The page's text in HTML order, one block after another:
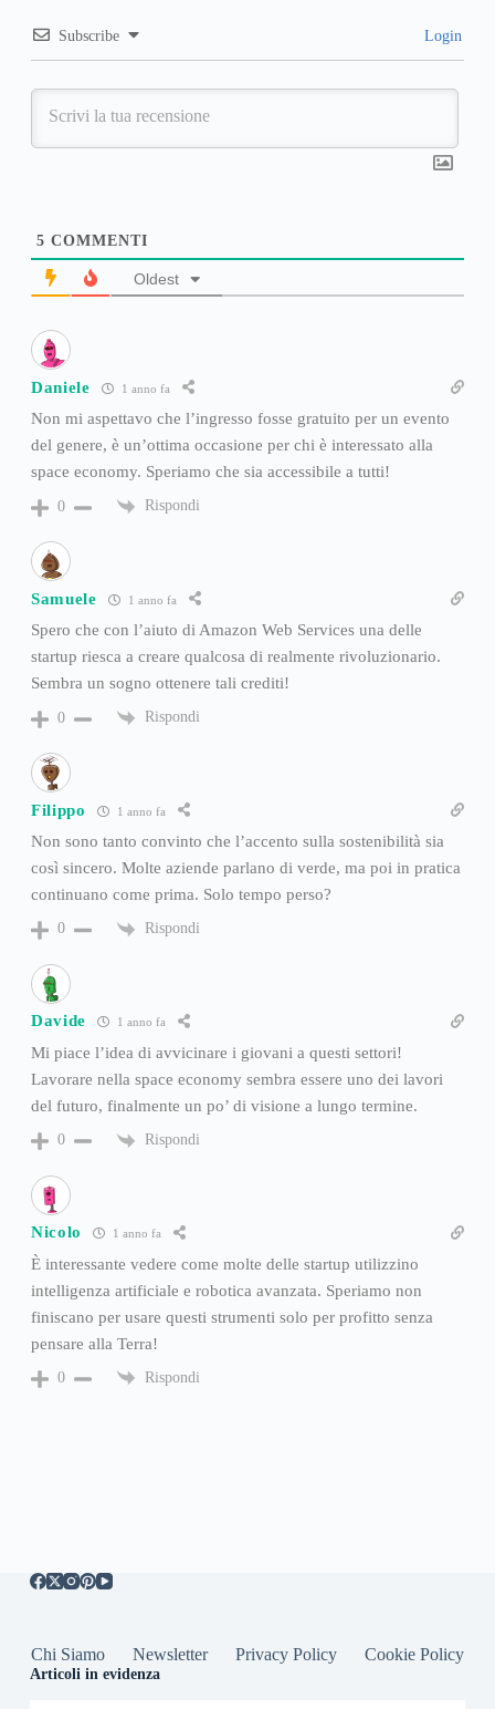
Subscribe Login
5 COMMENTI
Oldest
Daniele 1 anno fa
Non mi aspettavo che l’ingresso fosse gratuito per un evento
del genere, è un’ottima occasione per chi è interessato alla
space economy. Speriamo che sia accessibile a tutti!
0 Rispondi
Samuele 1 anno fa
Spero che con l’aiuto di Amazon Web Services una delle
startup riesca a creare qualcosa di realmente rivoluzionario.
Sembra un sogno ottenere tali crediti!
0 Rispondi
Filippo 1 anno fa
Non sono tanto convinto che l’accento sulla sostenibilità sia
così sincero. Molte aziende parlano di verde, ma poi in pratica
continuano come prima. Solo tempo perso?
0 Rispondi
Davide 1 anno fa
Mi piace l’idea di avvicinare i giovani a questi settori!
Lavorare nella space economy sembra essere uno dei lavori
del futuro, finalmente un po’ di visione a lungo termine.
0 Rispondi
Nicolo 1 anno fa
È interessante vedere come molte delle startup utilizzino
intelligenza artificiale e robotica avanzata. Speriamo non
finiscano per usare questi strumenti solo per profitto senza
pensare alla Terra!
0 Rispondi
Chi Siamo Newsletter Privacy Policy Cookie Policy
Articoli in evidenza